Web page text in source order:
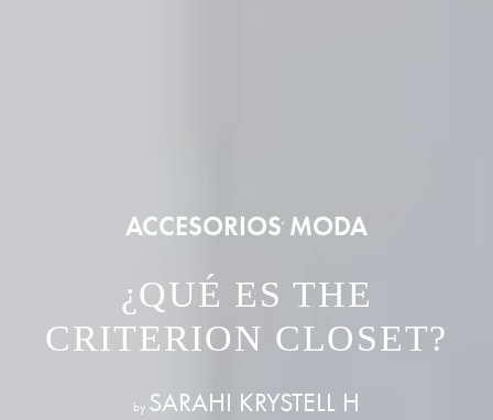
ACCESORIOS MODA
¿QUÉ ES THE
CRITERION CLOSET?
by SARAHI KRYSTELL H